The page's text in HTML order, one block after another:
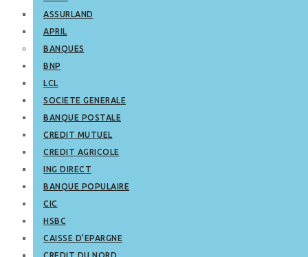
ASSURLAND
APRIL
BANQUES
BNP
LCL
SOCIETE GENERALE
BANQUE POSTALE
CREDIT MUTUEL
CREDIT AGRICOLE
ING DIRECT
BANQUE POPULAIRE
CIC
HSBC
CAISSE D’EPARGNE